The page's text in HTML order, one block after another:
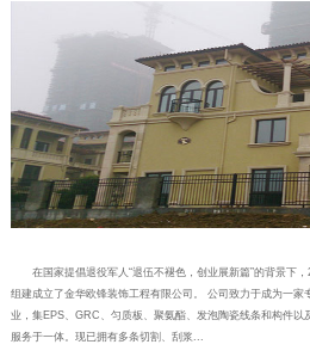
在国家提倡退役军人“退伍不褪色，创业展新篇”的背景下
组建成立了金华欧锋装饰工程有限公司。 公司致力于成为一
业，集EPS、GRC、匀质板、聚氨酯、发泡陶瓷线条和构件以
服务于一体。现已拥有多条切割、刮浆...